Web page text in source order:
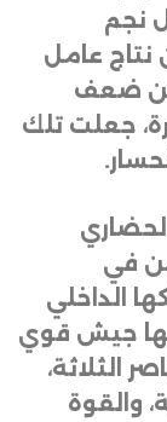
نجم
نتاج عامل
من ضعف
جعلت تلك
.
في
الداخلي
جيش قوي
الثلاثة،
والقوة